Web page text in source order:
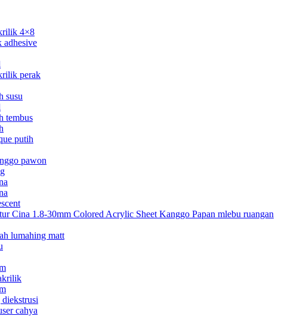
4×8
adhesive
perak
susu
tembus
putih
pawon
Cina 1.8-30mm Colored Acrylic Sheet Kanggo Papan mlebu ruangan
lumahing matt
cahya